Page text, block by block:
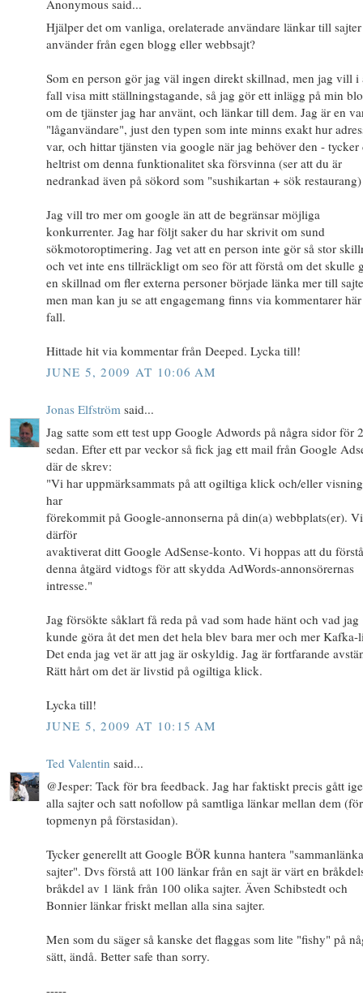
Anonymous said...
Hjälper det om vanliga, orelaterade användare länkar till
använder från egen blogg eller webbsajt?
Som en person gör jag väl ingen direkt skillnad, men jag vill i
fall visa mitt ställningstagande, så jag gör ett inlägg på min
om de tjänster jag har använt, och länkar till dem. Jag är en
"låganvändare", just den typen som inte minns exakt hur
var, och hittar tjänsten via google när jag behöver den - tycker
heltrist om denna funktionalitet ska försvinna (ser att du är
nedrankad även på sökord som "sushikartan + sök restaurang)
Jag vill tro mer om google än att de begränsar möjliga
konkurrenter. Jag har följt saker du har skrivit om sund
sökmotoroptimering. Jag vet att en person inte gör så stor
och vet inte ens tillräckligt om seo för att förstå om det skulle
en skillnad om fler externa personer började länka mer till
men man kan ju se att engagemang finns via kommentarer
fall.
Hittade hit via kommentar från Deeped. Lycka till!
JUNE 5, 2009 AT 10:06 AM
Jonas Elfström said...
Jag satte som ett test upp Google Adwords på några sidor för
sedan. Efter ett par veckor så fick jag ett mail från Google
där de skrev:
"Vi har uppmärksammats på att ogiltiga klick och/eller
har
förekommit på Google-annonserna på din(a) webbplats(er).
därför
avaktiverat ditt Google AdSense-konto. Vi hoppas att du
denna åtgärd vidtogs för att skydda AdWords-annonsörernas
intresse."
Jag försökte såklart få reda på vad som hade hänt och vad jag
kunde göra åt det men det hela blev bara mer och mer
Det enda jag vet är att jag är oskyldig. Jag är fortfarande
Rätt hårt om det är livstid på ogiltiga klick.
Lycka till!
JUNE 5, 2009 AT 10:15 AM
Ted Valentin said...
@Jesper: Tack för bra feedback. Jag har faktiskt precis gått
alla sajter och satt nofollow på samtliga länkar mellan dem
topmenyn på förstasidan).
Tycker generellt att Google BÖR kunna hantera
sajter". Dvs förstå att 100 länkar från en sajt är värt en
bråkdel av 1 länk från 100 olika sajter. Även Schibstedt och
Bonnier länkar friskt mellan alla sina sajter.
Men som du säger så kanske det flaggas som lite "fishy" på
sätt, ändå. Better safe than sorry.
-----